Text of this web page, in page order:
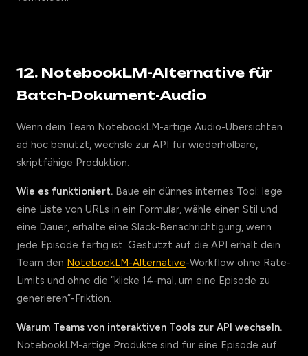
12. NotebookLM-Alternative für
Batch-Dokument-Audio
Wenn dein Team NotebookLM-artige Audio-Übersichten
ad hoc benutzt, wechsle zur API für wiederholbare,
skriptfähige Produktion.
Wie es funktioniert. Baue ein dünnes internes Tool: lege
eine Liste von URLs in ein Formular, wähle einen Stil und
eine Dauer, erhalte eine Slack-Benachrichtigung, wenn
jede Episode fertig ist. Gestützt auf die API erhält dein
Team den NotebookLM-Alternative-Workflow ohne Rate-
Limits und ohne die “klicke 14-mal, um eine Episode zu
generieren”-Friktion.
Warum Teams von interaktiven Tools zur API wechseln.
NotebookLM-artige Produkte sind für eine Episode auf